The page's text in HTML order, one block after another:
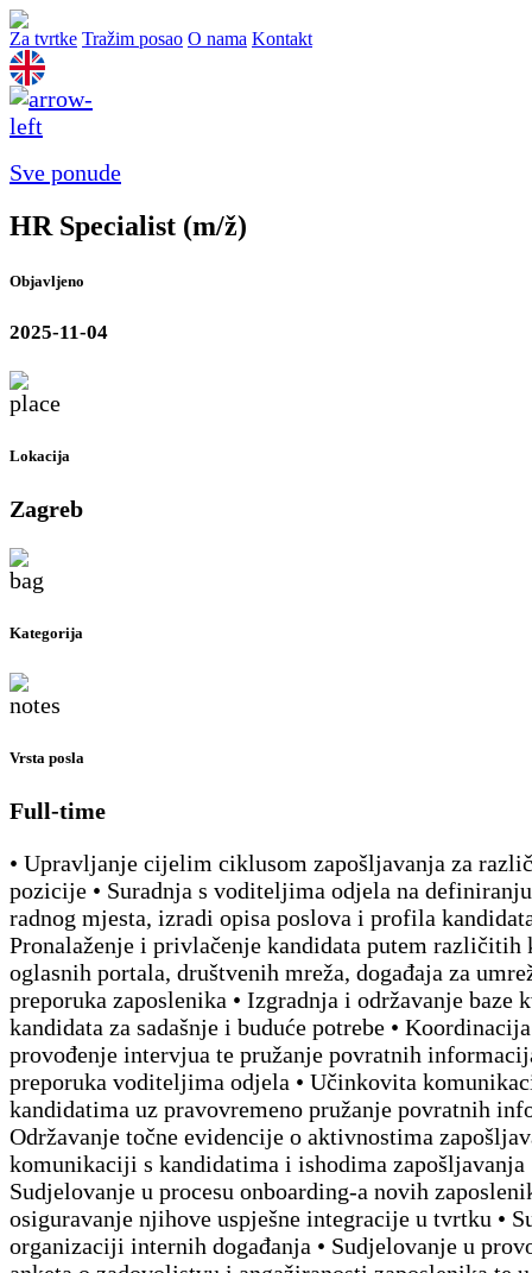
Za tvrtke Tražim posao O nama Kontakt
Sve ponude
HR Specialist (m/ž)
Objavljeno
2025-11-04
Lokacija
Zagreb
Kategorija
Vrsta posla
Full-time
• Upravljanje cijelim ciklusom zapošljavanja za
pozicije • Suradnja s voditeljima odjela na
radnog mjesta, izradi opisa poslova i profila
Pronalaženje i privlačenje kandidata putem različitih
oglasnih portala, društvenih mreža, događaja za
preporuka zaposlenika • Izgradnja i održavanje baze
kandidata za sadašnje i buduće potrebe •
provođenje intervjua te pružanje povratnih
preporuka voditeljima odjela • Učinkovita
kandidatima uz pravovremeno pružanje povratnih
Održavanje točne evidencije o aktivnostima
komunikaciji s kandidatima i ishodima zapošljavanja
Sudjelovanje u procesu onboarding-a novih
osiguravanje njihove uspješne integracije u tvrtku •
organizaciji internih događanja • Sudjelovanje u